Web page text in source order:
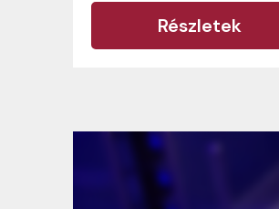
Részletek